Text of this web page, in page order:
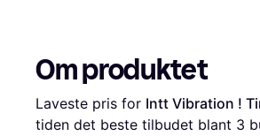
Om produktet
Laveste pris for Intt Vibration !
tiden det beste tilbudet blant 3